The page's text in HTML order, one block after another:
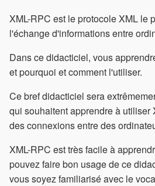
XML-RPC est le protocole XML le
l'échange d'informations entre
Dans ce didacticiel, vous
et pourquoi et comment l'utiliser.
Ce bref didacticiel sera
qui souhaitent apprendre à utiliser
des connexions entre des
XML-RPC est très facile à
pouvez faire bon usage de ce
vous soyez familiarisé avec le